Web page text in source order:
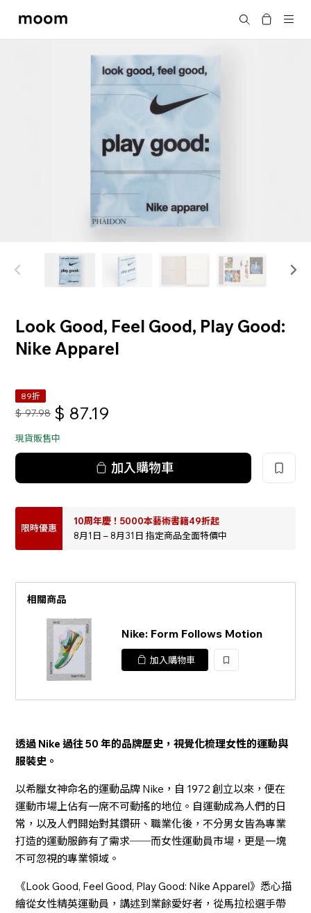
moom
搜尋
Look Good, Feel Good, Play Good:
Nike Apparel
89折
$ 97.98 $ 87.19
現貨販售中
加入購物車
限時優惠
10周年慶！5000本藝術書籍49折起
8月1日 – 8月31日 指定商品全面特價中
相關商品
Nike: Form Follows Motion
加入購物車
加
透過 Nike 過往 50 年的品牌歷史，視覺化梳理女性的運動與
服裝史。
以希臘女神命名的運動品牌 Nike，自 1972 創立以來，便在
運動市場上佔有一席不可動搖的地位。自運動成為人們的日
常，以及人們開始對其鑽研、職業化後，不分男女皆為專業
打造的運動服飾有了需求──而女性運動員市場，更是一塊
不可忽視的專業領域。
《Look Good, Feel Good, Play Good: Nike Apparel》悉心描
繪從女性精英運動員，講述到業餘愛好者，從馬拉松選手帶